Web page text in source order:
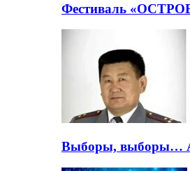
Фестиваль
Выборы, выборы… А